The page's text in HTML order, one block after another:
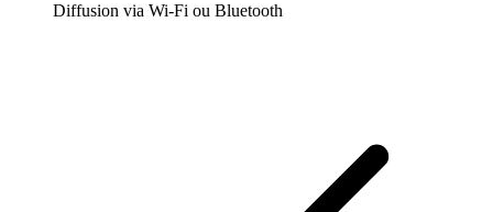
Diffusion via Wi-Fi ou Bluetooth